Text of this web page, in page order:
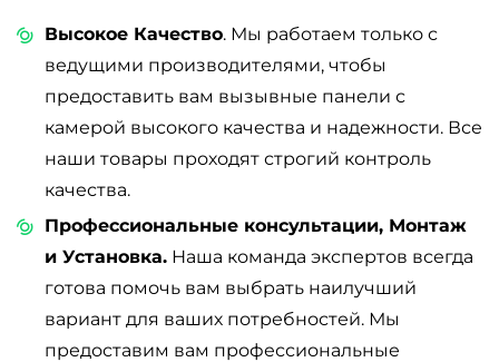
Высокое Качество. Мы работаем только с
ведущими производителями, чтобы
предоставить вам вызывные панели с
камерой высокого качества и надежности. Все
наши товары проходят строгий контроль
качества.
Профессиональные консультации, Монтаж
и Установка. Наша команда экспертов всегда
готова помочь вам выбрать наилучший
вариант для ваших потребностей. Мы
предоставим вам профессиональные